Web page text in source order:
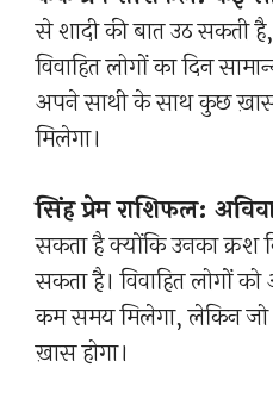
से शादी की बात उठ सकती
विवाहित लोगों का दिन
अपने साथी के साथ कुछ
मिलेगा।
सिंह प्रेम राशिफल:
सकता है क्योंकि उनका
सकता है। विवाहित लोगों
कम समय मिलेगा, लेकिन
ख़ास होगा।